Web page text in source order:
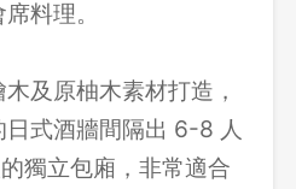
料理。
及原柚木素材打造，
式酒牆間隔出 6-8 人
獨立包廂，非常適合